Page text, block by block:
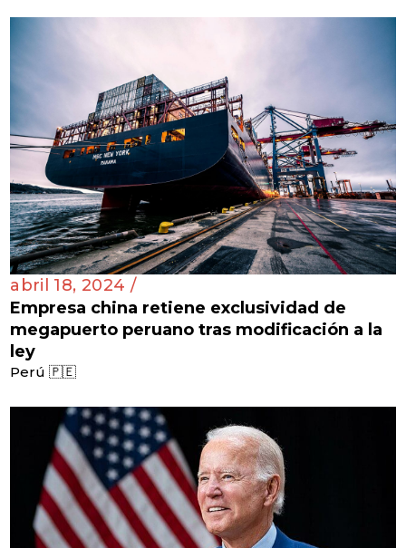
abril 18, 2024 /
Empresa china retiene exclusividad de
megapuerto peruano tras modificación a la
ley
Perú 🇵🇪